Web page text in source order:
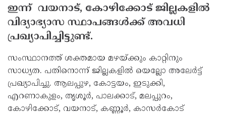
ഇന്ന് വയനാട്, കോഴിക്കോട് ജില്ലകളില്‍
വിദ്യാഭ്യാസ സ്ഥാപങ്ങള്‍ക്ക് അവധി
പ്രഖ്യാപിച്ചിട്ടുണ്ട്.
സംസ്ഥാനത്ത് ശക്തമായ മഴയ്ക്കും കാറ്റിനും
സാധ്യത. പതിനൊന്ന് ജില്ലകളില്‍ യെല്ലോ അലേര്‍ട്ട്
പ്രഖ്യാപിച്ചു. ആലപ്പുഴ, കോട്ടയം, ഇടുക്കി,
എറണാകുളം, തൃശൂര്‍, പാലക്കാട്, മലപ്പുറം,
കോഴിക്കോട്, വയനാട്, കണ്ണൂര്‍, കാസര്‍കോട്